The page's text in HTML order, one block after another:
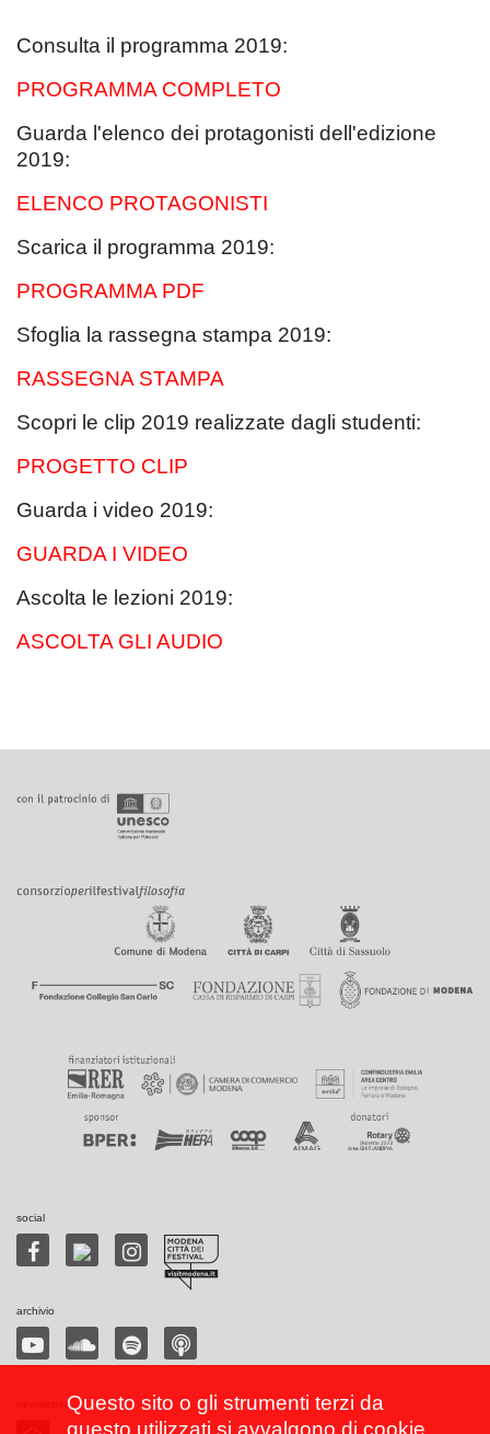
Consulta il programma 2019:
PROGRAMMA COMPLETO
Guarda l'elenco dei protagonisti dell'edizione
2019:
ELENCO PROTAGONISTI
Scarica il programma 2019:
PROGRAMMA PDF
Sfoglia la rassegna stampa 2019:
RASSEGNA STAMPA
Scopri le clip 2019 realizzate dagli studenti:
PROGETTO CLIP
Guarda i video 2019:
GUARDA I VIDEO
Ascolta le lezioni 2019:
ASCOLTA GLI AUDIO
social
archivio
Questo sito o gli strumenti terzi da
questo utilizzati si avvalgono di cookie